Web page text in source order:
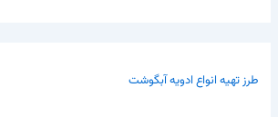
طرز تهیه انواع ادویه آبگوشت